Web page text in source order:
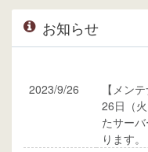
お知らせ
2023/9/26
【メン
26日（
たサー
ります。